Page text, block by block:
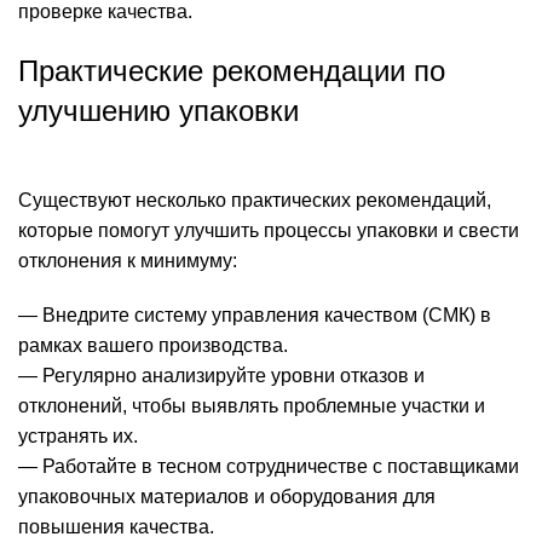
проверке качества.
Практические рекомендации по
улучшению упаковки
Существуют несколько практических рекомендаций,
которые помогут улучшить процессы упаковки и свести
отклонения к минимуму:
— Внедрите систему управления качеством (СМК) в
рамках вашего производства.
— Регулярно анализируйте уровни отказов и
отклонений, чтобы выявлять проблемные участки и
устранять их.
— Работайте в тесном сотрудничестве с поставщиками
упаковочных материалов и оборудования для
повышения качества.